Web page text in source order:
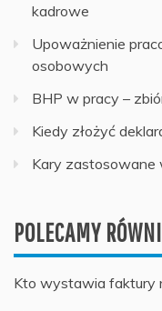
kadrowe
Upoważnienie
osobowych
BHP w pracy –
Kiedy złożyć
Kary zastosowane
POLECAMY
Kto wystawia faktury